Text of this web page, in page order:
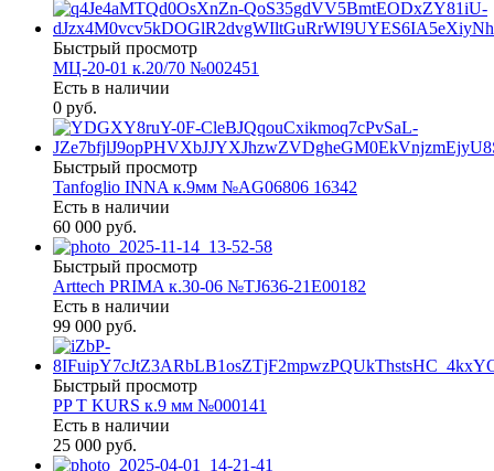
Быстрый просмотр
МЦ-20-01 к.20/70 №002451
Есть в наличии
0 руб.
Быстрый просмотр
Tanfoglio INNA к.9мм №AG06806 16342
Есть в наличии
60 000 руб.
Быстрый просмотр
Arttech PRIMA к.30-06 №TJ636-21E00182
Есть в наличии
99 000 руб.
Быстрый просмотр
PP T KURS к.9 мм №000141
Есть в наличии
25 000 руб.